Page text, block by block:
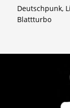
Deutschpunk,
Blattturbo